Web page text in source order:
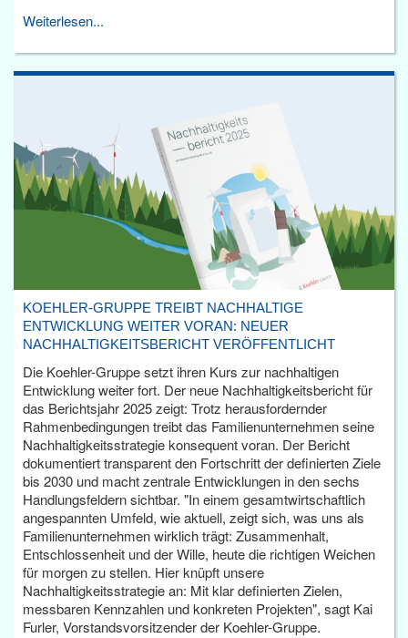
Weiterlesen...
KOEHLER-GRUPPE TREIBT NACHHALTIGE
ENTWICKLUNG WEITER VORAN: NEUER
NACHHALTIGKEITSBERICHT VERÖFFENTLICHT
Die Koehler-Gruppe setzt ihren Kurs zur nachhaltigen
Entwicklung weiter fort. Der neue Nachhaltigkeitsbericht für
das Berichtsjahr 2025 zeigt: Trotz herausfordernder
Rahmenbedingungen treibt das Familienunternehmen seine
Nachhaltigkeitsstrategie konsequent voran. Der Bericht
dokumentiert transparent den Fortschritt der definierten Ziele
bis 2030 und macht zentrale Entwicklungen in den sechs
Handlungsfeldern sichtbar. "In einem gesamtwirtschaftlich
angespannten Umfeld, wie aktuell, zeigt sich, was uns als
Familienunternehmen wirklich trägt: Zusammenhalt,
Entschlossenheit und der Wille, heute die richtigen Weichen
für morgen zu stellen. Hier knüpft unsere
Nachhaltigkeitsstrategie an: Mit klar definierten Zielen,
messbaren Kennzahlen und konkreten Projekten", sagt Kai
Furler, Vorstandsvorsitzender der Koehler-Gruppe.